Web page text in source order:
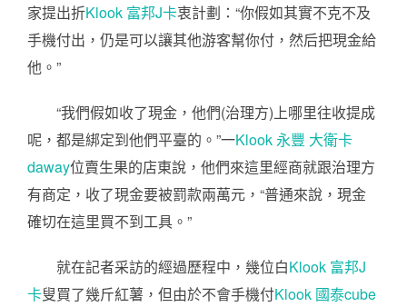
家提出折Klook 富邦J卡衷計劃：“你假如其實不克不及
手機付出，仍是可以讓其他游客幫你付，然后把現金給
他。”
“我們假如收了現金，他們(治理方)上哪里往收提成
呢，都是綁定到他們平臺的。”一Klook 永豐 大衛卡
daway位賣生果的店東說，他們來這里經商就跟治理方
有商定，收了現金要被罰款兩萬元，“普通來說，現金
確切在這里買不到工具。”
就在記者采訪的經過歷程中，幾位白Klook 富邦J
卡叟買了幾斤紅薯，但由於不會手機付Klook 國泰cube